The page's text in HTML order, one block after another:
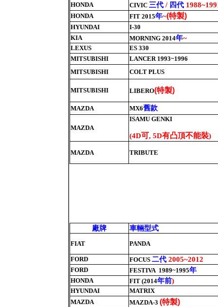
HONDA CIVIC 三代 / 四代
HONDA FIT 2015年~(特製)
HYUNDAI
I-30
KIA
MORNING 2014年~
LEXUS
ES 330
MITSUBISHI
LANCER 1993~1996
MITSUBISHI
COLT PLUS
MITSUBISHI LIBERO(特製)
MAZDA MX6舊款
MAZDA
ISAMU GENKI
(4D可, 5D有凸頂不能裝)
MAZDA TRIBUTE
廠牌 車輛型式
FIAT PANDA
FORD FOCUS 二代 2005~2012
FORD FESTIVA 1989~1995年
HONDA FIT (2014年前)
HYUNDAI
MATRIX
MAZDA
MAZDA-3 (特製)